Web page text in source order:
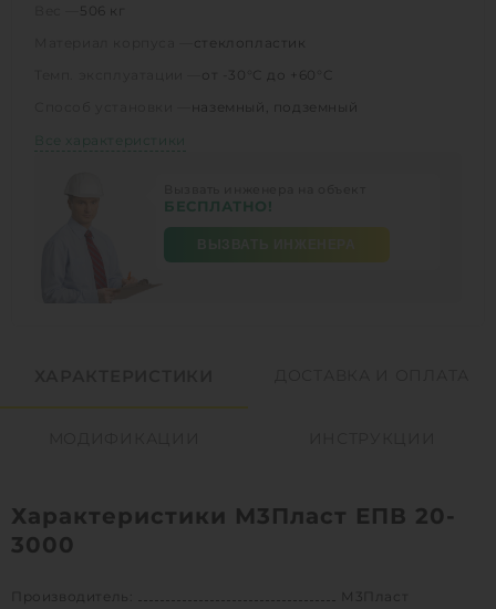
506 кг
стеклопластик
от -30°C до +60°C
наземный, подземный
Все характеристики
БЕСПЛАТНО!
Характеристики М3Пласт ЕПВ 20-
3000
Производитель:
М3Пласт